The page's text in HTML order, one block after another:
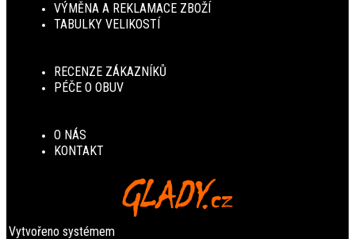
VÝMĚNA A REKLAMACE ZBOŽÍ
TABULKY VELIKOSTÍ
RECENZE ZÁKAZNÍKŮ
PÉČE O OBUV
O NÁS
KONTAKT
Vytvořeno systémem